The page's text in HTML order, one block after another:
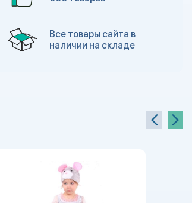
Все товары сайта в
наличии на складе